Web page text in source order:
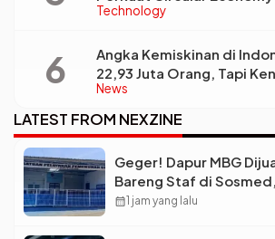
Technology
Pengelolaan Limbah
News
Angka Kemiskinan di
22,93 Juta Orang, Tapi
Ketimpangan Desa dan
Lebar?
LATEST FROM NEXZINE
Geger! Dapur MBG
Bareng Staf di
Syok
calendar_month1 jam yang lalu